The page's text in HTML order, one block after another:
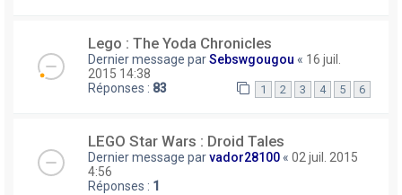
Lego : The Yoda Chronicles
Dernier message parSebswgougou « 16 juil.
2015 14:38
Réponses : 83 1 2 3 4 5 6
LEGO Star Wars : Droid Tales
Dernier message parvador28100 « 02 juil. 2015
4:56
Réponses : 1